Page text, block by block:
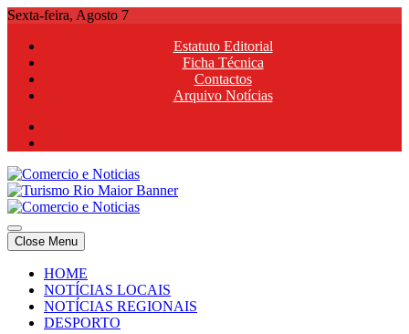
Skip
content
Sexta-feira, Agosto 7
Estatuto Editorial
Ficha Técnica
Contactos
Arquivo Notícias
Comercio e Noticias
Notícias e Publicidade Online
Comercio e Noticias
Notícias e Publicidade Online
Close Menu
HOME
NOTÍCIAS LOCAIS
NOTÍCIAS REGIONAIS
DESPORTO